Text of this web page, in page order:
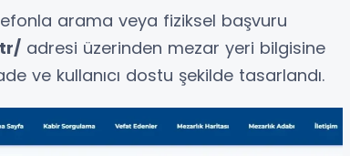
arama veya fiziksel başvuru
adresi üzerinden mezar yeri bilgisine
ve kullanıcı dostu şekilde tasarlandı.